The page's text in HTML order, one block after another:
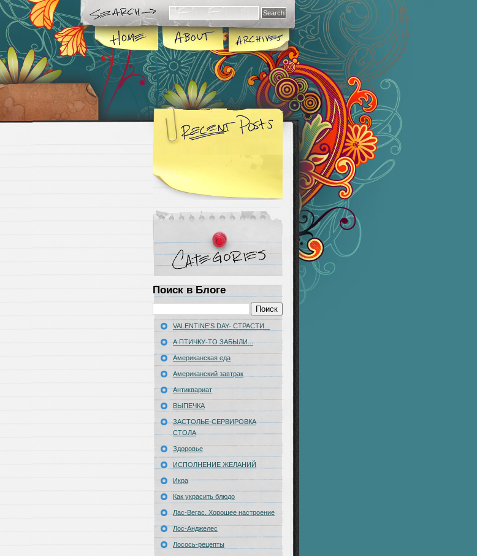
Поиск в Блоге
VALENTINE'S DAY- СТРАСТИ...
А ПТИЧКУ-ТО ЗАБЫЛИ...
Американская еда
Американский завтрак
Антиквариат
ВЫПЕЧКА
ЗАСТОЛЬЕ-CЕРВИРОВКА
СТОЛА
Здоровье
ИСПОЛНЕНИЕ ЖЕЛАНИЙ
Икра
Как украсить блюдо
Лас-Вегас. Хорошее настроение
Лос-Анджелес
Лосось-рецепты